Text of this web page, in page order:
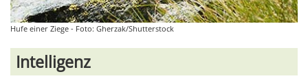
Hufe einer Ziege - Foto: Gherzak/Shutterstock
Intelligenz